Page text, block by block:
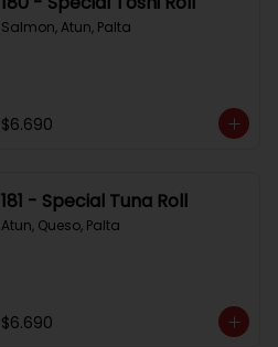
Salmon, Atun, Palta
$6.690
181 - Special Tuna Roll
Atun, Queso, Palta
$6.690